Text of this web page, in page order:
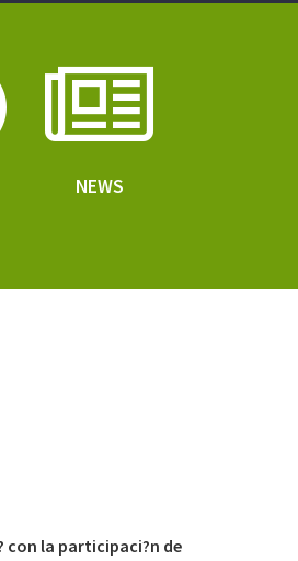
NEWS
con la participaci?n de